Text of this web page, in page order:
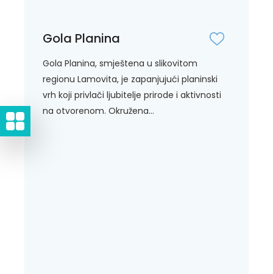
Gola Planina
Gola Planina, smještena u slikovitom
regionu Lamovita, je zapanjujući planinski
vrh koji privlači ljubitelje prirode i aktivnosti
na otvorenom. Okružena...